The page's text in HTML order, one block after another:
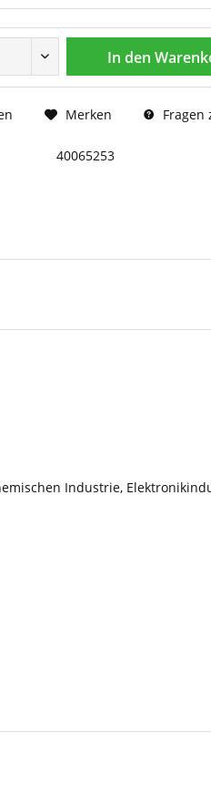
In den
Merken Fragen
40065253
Industrie,